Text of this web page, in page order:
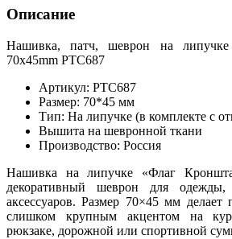
Описание
Нашивка, патч, шеврон на
70x45mm PTC687
Артикул: PTC687
Размер: 70*45 мм
Тип: На липучке (в комплекте с
Вышита на шевронной ткани
Производство: Россия
Нашивка на липучке «Флаг
декоративный шеврон для
аксессуаров. Размер 70×45 мм
слишком крупным акцентом на
рюкзаке, дорожной или спортивной